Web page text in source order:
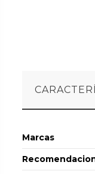
Marcas